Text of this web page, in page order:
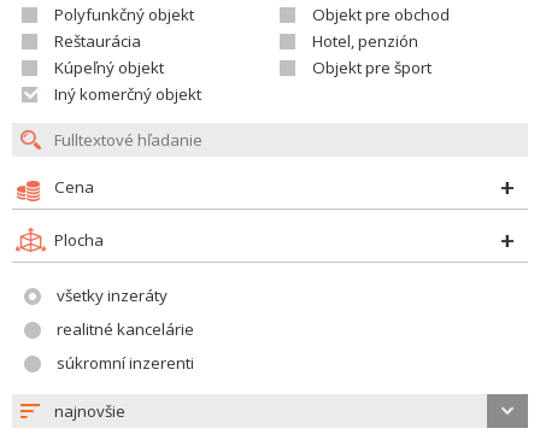
Polyfunkčný objekt
Objekt pre obchod
Reštaurácia
Hotel, penzión
Kúpeľný objekt
Objekt pre šport
Iný komerčný objekt
Cena
Plocha
všetky inzeráty
realitné kancelárie
súkromní inzerenti
najnovšie